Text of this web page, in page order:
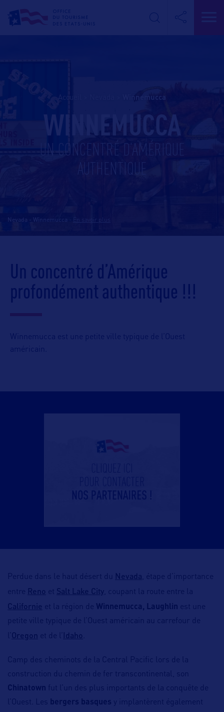
Accueil winnemucca
WINNEMUCCA
UN CONCENTRÉ D’AMÉRIQUE
AUTHENTIQUE
Nevada - Winnemucca
Un concentré d’Amérique
profondément authentique !!!
Winnemucca est une petite ville typique de l’Ouest
américain.
Perdue dans le haut désert du Nevada , étape d’importance
entre Reno et Salt Lake City , coupant la route entre la
Californie et la région de Winnemucca, Laughlin est une
petite ville typique de l’Ouest américain au carrefour de
l’ Oregon et de l’ Idaho
Camp des cheminots de la Central Pacific lors de la
construction du chemin de fer transcontinental, son
Chinatown fut l’un des plus importants de la conquête de
l’Ouest. Les bergers basques y implantèrent également